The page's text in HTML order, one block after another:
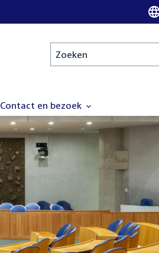
Zoeken
Contact en bezoek